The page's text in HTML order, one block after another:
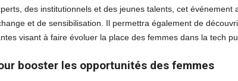
des institutionnels et des jeunes talents, cet
et de sensibilisation. Il permettra également de
visant à faire évoluer la place des femmes dans la tech
booster les opportunités des femmes